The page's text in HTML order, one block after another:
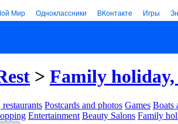
Мир Одноклассники ВКонтакте Игры
> Family holiday,
Postcards and photos Games Boats
Entertainment Beauty Salons Family